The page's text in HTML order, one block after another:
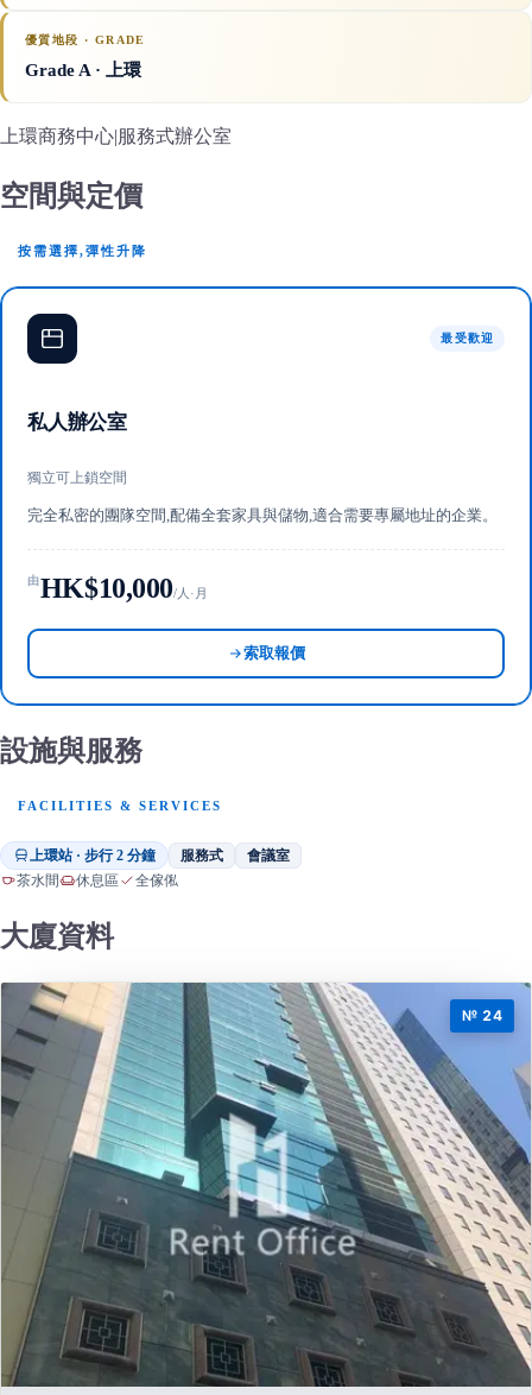
優質地段 · GRADE
Grade A· 上環
上環商務中心|服務式辦公室
空間與定價
按需選擇,彈性升降
最受歡迎
私人辦公室
獨立可上鎖空間
完全私密的團隊空間,配備全套家具與儲物,適合需要專屬地址的企業。
由HK$10,000/人·月
索取報價
設施與服務
FACILITIES & SERVICES
上環站 · 步行 2 分鐘 服務式 會議室
茶水間 休息區 全傢俬
大廈資料
№ 24